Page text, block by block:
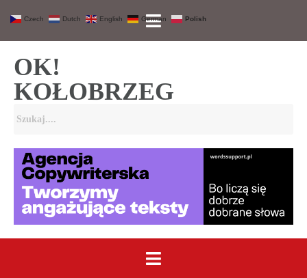
OK!
KOŁOBRZEG
Czech Dutch English German Polish